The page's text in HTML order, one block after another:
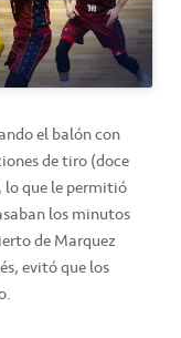
el balón con
de tiro (doce
lo que le permitió
los minutos
de Marquez
evitó que los